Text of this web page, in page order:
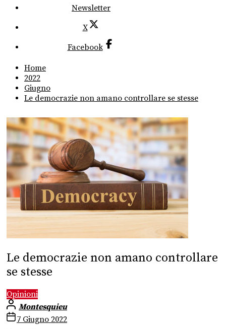
Newsletter
X
Facebook
Home
2022
Giugno
Le democrazie non amano controllare se stesse
Le democrazie non amano controllare
se stesse
Opinioni
Montesquieu
7 Giugno 2022